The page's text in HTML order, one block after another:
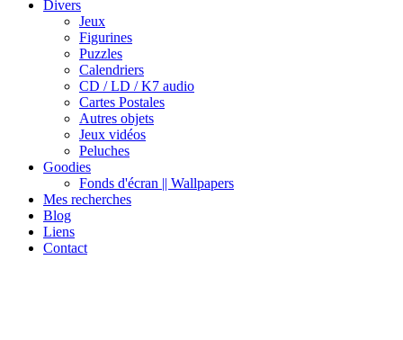
Divers
Jeux
Figurines
Puzzles
Calendriers
CD / LD / K7 audio
Cartes Postales
Autres objets
Jeux vidéos
Peluches
Goodies
Fonds d'écran || Wallpapers
Mes recherches
Blog
Liens
Contact